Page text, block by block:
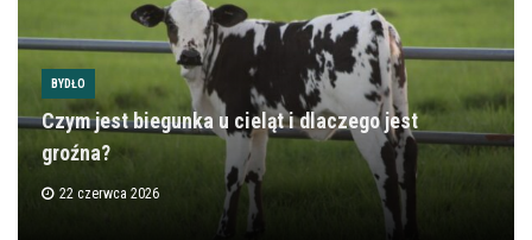
BYDŁO
Czym jest biegunka u cieląt i dlaczego jest
groźna?
22 czerwca 2026